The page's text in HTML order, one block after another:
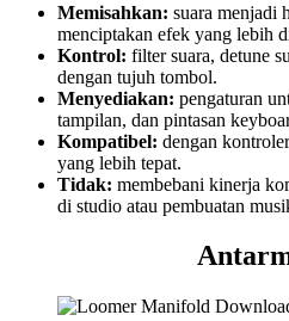
Memisahkan: suara menjadi
menciptakan efek yang lebih
Kontrol: filter suara, detune
dengan tujuh tombol.
Menyediakan: pengaturan
tampilan, dan pintasan
Kompatibel: dengan
yang lebih tepat.
Tidak: membebani kinerja
di studio atau pembuatan